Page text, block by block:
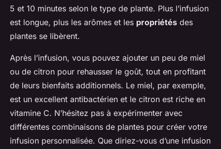
5 et 10 minutes selon le type de plante. Plus l’infusion
est longue, plus les arômes et les propriétés des
plantes se libèrent.
Après l’infusion, vous pouvez ajouter un peu de miel
ou de citron pour rehausser le goût, tout en profitant
de leurs bienfaits additionnels. Le miel, par exemple,
est un excellent antibactérien et le citron est riche en
vitamine C. N’hésitez pas à expérimenter avec
différentes combinaisons de plantes pour créer votre
infusion personnalisée. Que diriez-vous d’une infusion